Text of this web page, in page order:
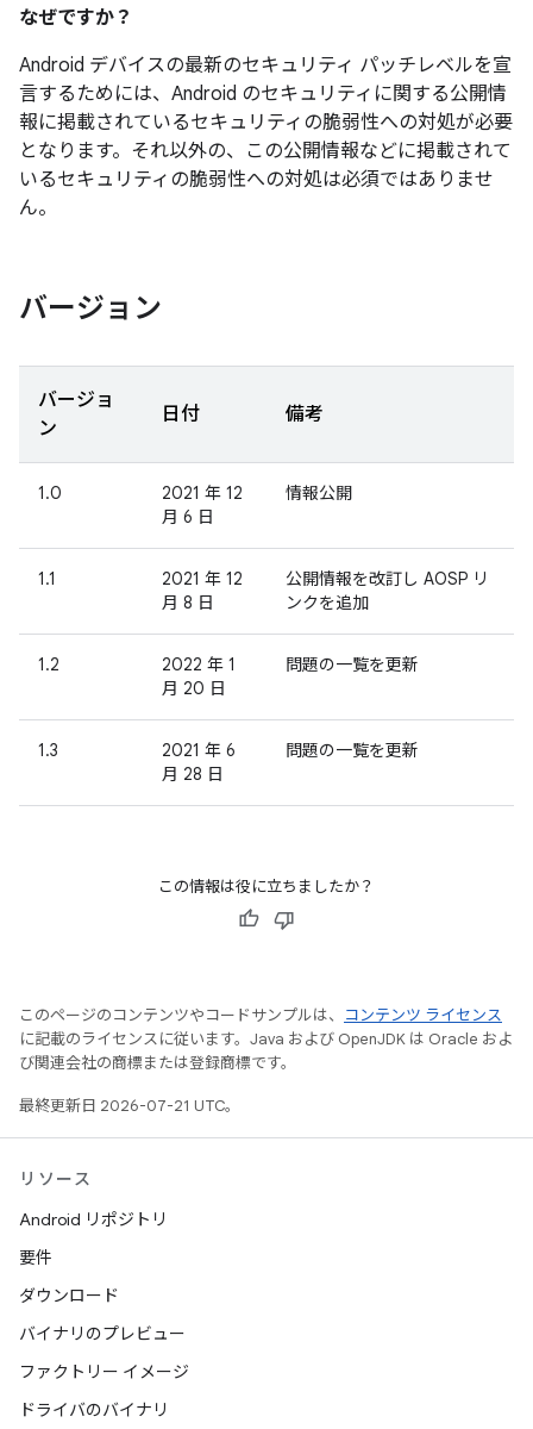
なぜですか？
Android デバイスの最新のセキュリティ パッチレベルを宣
言するためには、Android のセキュリティに関する公開情
報に掲載されているセキュリティの脆弱性への対処が必要
となります。それ以外の、この公開情報などに掲載されて
いるセキュリティの脆弱性への対処は必須ではありませ
ん。
バージョン
バージョ
ン
日付 備考
1.0
2021 年 12
月 6 日
情報公開
1.1
2021 年 12
月 8 日
公開情報を改訂し AOSP リ
ンクを追加
1.2
2022 年 1
月 20 日
問題の一覧を更新
1.3
2021 年 6
月 28 日
問題の一覧を更新
この情報は役に立ちましたか？
このページのコンテンツやコードサンプルは、
コンテンツ ライセンス
に記載のライセンスに従います。Java および OpenJDK は Oracle およ
び関連会社の商標または登録商標です。
最終更新日 2026-07-21 UTC。
リソース
Android リポジトリ
要件
ダウンロード
バイナリのプレビュー
ファクトリー イメージ
ドライバのバイナリ